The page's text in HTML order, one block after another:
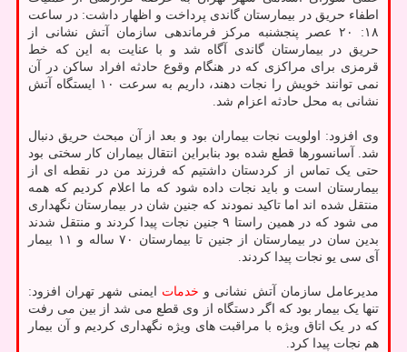
اطفاء حریق در بیمارستان گاندی پرداخت و اظهار داشت: در ساعت
۱۸: ۲۰ عصر پنجشنبه مرکز فرماندهی سازمان آتش نشانی از
حریق در بیمارستان گاندی آگاه شد و با عنایت به این که خط
قرمزی برای مراکزی که در هنگام وقوع حادثه افراد ساکن در آن
نمی توانند خویش را نجات دهند، داریم به سرعت ۱۰ ایستگاه آتش
نشانی به محل حادثه اعزام شد.
وی افزود: اولویت نجات بیماران بود و بعد از آن مبحث حریق دنبال
شد. آسانسورها قطع شده بود بنابراین انتقال بیماران کار سختی بود
حتی یک تماس از کردستان داشتیم که فرزند من در نقطه ای از
بیمارستان است و باید نجات داده شود که ما اعلام کردیم که همه
منتقل شده اند اما تاکید نمودند که جنین شان در بیمارستان نگهداری
می شود که در همین راستا ۹ جنین نجات پیدا کردند و منتقل شدند
بدین سان در بیمارستان از جنین تا بیمارستان ۷۰ ساله و ۱۱ بیمار
آی سی یو نجات پیدا کردند.
مدیرعامل سازمان آتش نشانی و خدمات ایمنی شهر تهران افزود:
تنها یک بیمار بود که اگر دستگاه از وی قطع می شد از بین می رفت
که در یک اتاق ویژه با مراقبت های ویژه نگهداری کردیم و آن بیمار
هم نجات پیدا کرد.